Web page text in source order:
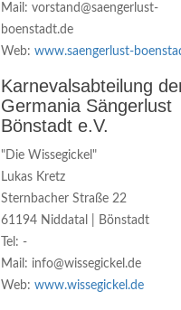
Mail: vorstand@saengerlust-
boenstadt.de
Web: www.saengerlust-
Karnevalsabteilung
Germania Sängerlust
Bönstadt e.V.
"Die Wissegickel"
Lukas Kretz
Sternbacher Straße 22
61194 Niddatal | Bönstadt
Tel: -
Mail: info@wissegickel.de
Web: www.wissegickel.de